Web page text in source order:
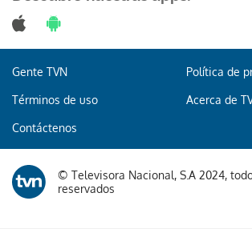
Gente TVN Política de
Términos de uso Acerca de
Contáctenos
© Televisora Nacional, S.A 2024,
reservados